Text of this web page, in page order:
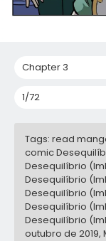
Tags: read
comic
Desequilíbrio
Desequilíbrio
Desequilíbrio
Desequilíbrio
Desequilíbrio
outubro de 2019,